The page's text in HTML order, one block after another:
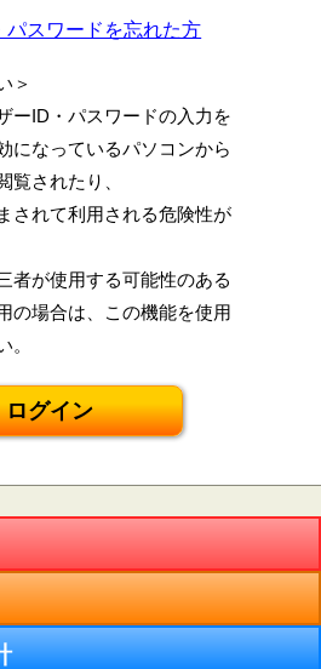
パスワードを忘れた方
＞
ーID・パスワードの入力を
になっているパソコンから
覧されたり、
されて利用される危険性が
者が使用する可能性のある
の場合は、この機能を使用
。